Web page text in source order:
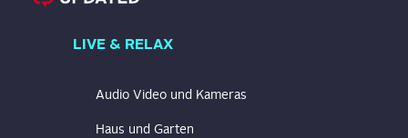
LIVE & RELAX
Audio Video und Kameras
Haus und Garten